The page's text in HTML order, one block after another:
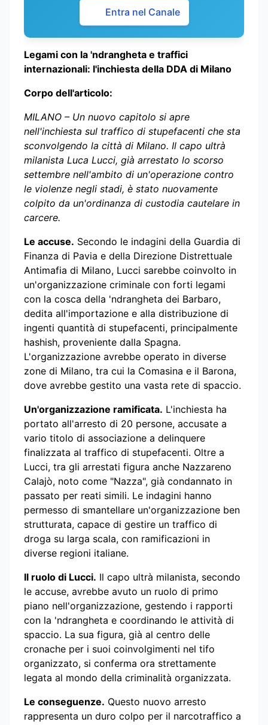
Entra nel Canale
Legami con la 'ndrangheta e traffici
internazionali: l'inchiesta della DDA di Milano
Corpo dell'articolo:
MILANO – Un nuovo capitolo si apre
nell'inchiesta sul traffico di stupefacenti che sta
sconvolgendo la città di Milano. Il capo ultrà
milanista Luca Lucci, già arrestato lo scorso
settembre nell'ambito di un'operazione contro
le violenze negli stadi, è stato nuovamente
colpito da un'ordinanza di custodia cautelare in
carcere.
Le accuse. Secondo le indagini della Guardia di
Finanza di Pavia e della Direzione Distrettuale
Antimafia di Milano, Lucci sarebbe coinvolto in
un'organizzazione criminale con forti legami
con la cosca della 'ndrangheta dei Barbaro,
dedita all'importazione e alla distribuzione di
ingenti quantità di stupefacenti, principalmente
hashish, proveniente dalla Spagna.
L'organizzazione avrebbe operato in diverse
zone di Milano, tra cui la Comasina e il Barona,
dove avrebbe gestito una vasta rete di spaccio.
Un'organizzazione ramificata. L'inchiesta ha
portato all'arresto di 20 persone, accusate a
vario titolo di associazione a delinquere
finalizzata al traffico di stupefacenti. Oltre a
Lucci, tra gli arrestati figura anche Nazzareno
Calajò, noto come "Nazza", già condannato in
passato per reati simili. Le indagini hanno
permesso di smantellare un'organizzazione ben
strutturata, capace di gestire un traffico di
droga su larga scala, con ramificazioni in
diverse regioni italiane.
Il ruolo di Lucci. Il capo ultrà milanista, secondo
le accuse, avrebbe avuto un ruolo di primo
piano nell'organizzazione, gestendo i rapporti
con la 'ndrangheta e coordinando le attività di
spaccio. La sua figura, già al centro delle
cronache per i suoi coinvolgimenti nel tifo
organizzato, si conferma ora strettamente
legata al mondo della criminalità organizzata.
Le conseguenze. Questo nuovo arresto
rappresenta un duro colpo per il narcotraffico a